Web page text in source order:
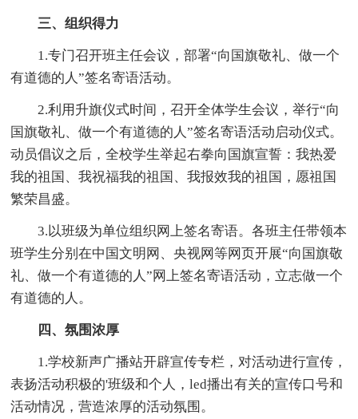
三、组织得力
1.专门召开班主任会议，部署“向国旗敬礼、做一个
有道德的人”签名寄语活动。
2.利用升旗仪式时间，召开全体学生会议，举行“向
国旗敬礼、做一个有道德的人”签名寄语活动启动仪式。
动员倡议之后，全校学生举起右拳向国旗宣誓：我热爱
我的祖国、我祝福我的祖国、我报效我的祖国，愿祖国
繁荣昌盛。
3.以班级为单位组织网上签名寄语。各班主任带领本
班学生分别在中国文明网、央视网等网页开展“向国旗敬
礼、做一个有道德的人”网上签名寄语活动，立志做一个
有道德的人。
四、氛围浓厚
1.学校新声广播站开辟宣传专栏，对活动进行宣传，
表扬活动积极的'班级和个人，led播出有关的宣传口号和
活动情况，营造浓厚的活动氛围。